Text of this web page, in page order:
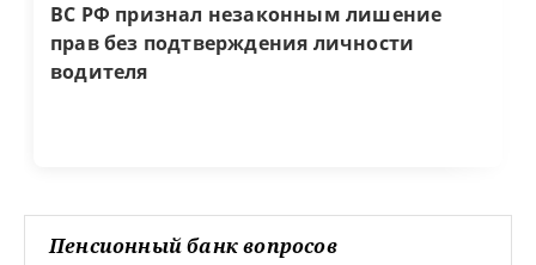
ВС РФ признал незаконным лишение
прав без подтверждения личности
водителя
Пенсионный банк вопросов